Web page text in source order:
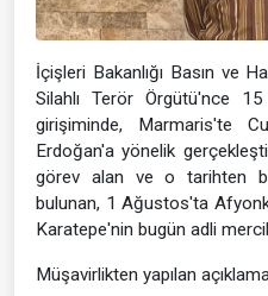
İçişleri Bakanlığı Basın ve
Silahlı Terör Örgütü'nce
girişiminde, Marmaris'te
Erdoğan'a yönelik
görev alan ve o tarihten
bulunan, 1 Ağustos'ta
Karatepe'nin bugün adli
Müşavirlikten yapılan